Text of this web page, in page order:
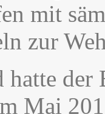
mit
zur
hatte
Mai